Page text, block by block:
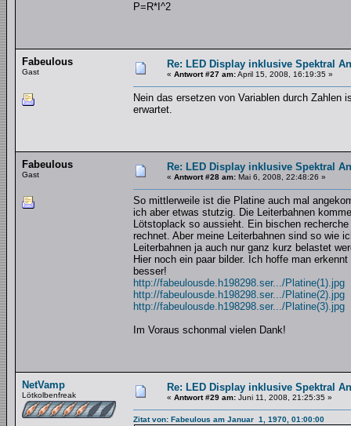
P=R*I^2
Fabeulous
Gast
Re: LED Display inklusive Spektral
« Antwort #27 am:April 15, 2008, 16:19:35 »
Nein das ersetzen von Variablen durch
erwartet.
Fabeulous
Gast
Re: LED Display inklusive Spektral
« Antwort #28 am: Mai 6, 2008, 22:48:26 »
So mittlerweile ist die Platine auch mal
ich aber etwas stutzig. Die Leiterbahnen
Lötstoplack so aussieht. Ein bischen
rechnet. Aber meine Leiterbahnen sind so wie
Leiterbahnen ja auch nur ganz kurz belastet
Hier noch ein paar bilder. Ich hoffe man
besser!
http://fabeulousde.h198298.ser.../Platine(1).jpg
http://fabeulousde.h198298.ser.../Platine(2).jpg
http://fabeulousde.h198298.ser.../Platine(3).jpg
Im Voraus schonmal vielen Dank!
NetVamp
Lötkolbenfreak
Re: LED Display inklusive Spektral
« Antwort #29 am: Juni 11, 2008, 21:25:35 »
Zitat von: Fabeulous am Januar 1, 1970, 01:00:00